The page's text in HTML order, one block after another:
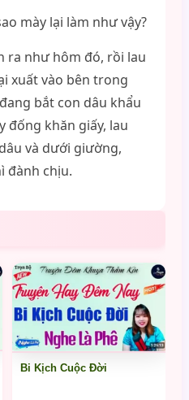
mày lại làm như vậy?
ra như hôm đó, rồi lau
xuất vào bên trong
bắt con dâu khẩu
đống khăn giấy, lau
và dưới giường,
đành chịu.
Bi Kịch Cuộc Đời